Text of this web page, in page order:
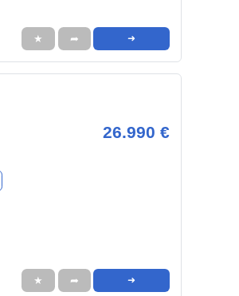
★ ➦ ➜
26.990 €
★ ➦ ➜